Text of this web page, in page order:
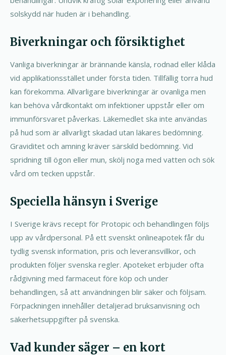
solskydd när huden är i behandling.
Biverkningar och försiktighet
Vanliga biverkningar är brännande känsla, rodnad eller klåda
vid applikationsstället under första tiden. Tillfällig torra hud
kan förekomma. Allvarligare biverkningar är ovanliga men
kan behöva vårdkontakt om infektioner uppstår eller om
immunförsvaret påverkas. Läkemedlet ska inte användas
på hud som är allvarligt skadad utan läkares bedömning.
Graviditet och amning kräver särskild bedömning. Vid
spridning till ögon eller mun, skölj noga med vatten och sök
vård om tecken uppstår.
Speciella hänsyn i Sverige
I Sverige krävs recept för Protopic och behandlingen följs
upp av vårdpersonal. På ett svenskt onlineapotek får du
tydlig svensk information, pris och leveransvillkor, och
produkten följer svenska regler. Apoteket erbjuder ofta
rådgivning med farmaceut före köp och under
behandlingen, så att användningen blir säker och följsam.
Förpackningen innehåller detaljerad bruksanvisning och
säkerhetsuppgifter på svenska.
Vad kunder säger – en kort